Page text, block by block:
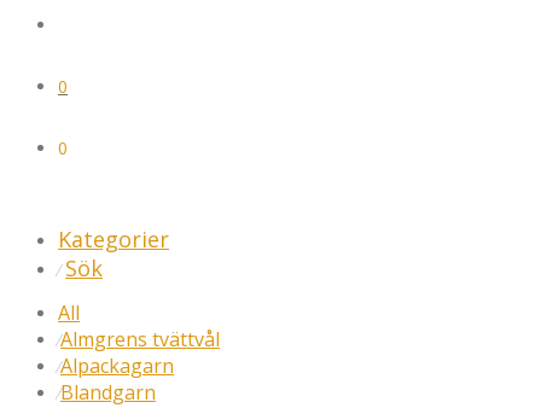
0
0
Kategorier
⁄ Sök
All
⁄Almgrens tvättvål
⁄Alpackagarn
⁄Blandgarn